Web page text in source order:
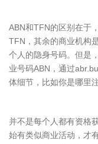
ABN和TFN的区别在于
TFN，其余的商业机构
个人的隐身号码。但是
业号码ABN，通过
体细节，比如你是哪里
并不是每个人都有资格
始有类似商业活动，才